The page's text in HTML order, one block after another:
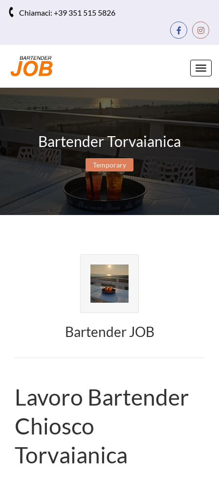
Chiamaci: +39 351 515 5826
Bartender Torvaianica
Temporary
Bartender JOB
Lavoro Bartender
Chiosco
Torvaianica